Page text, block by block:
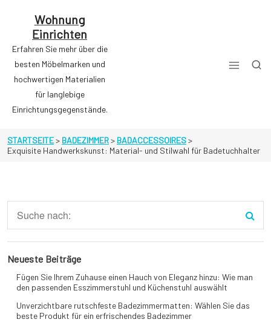
Wohnung
Einrichten
Erfahren Sie mehr über die
besten Möbelmarken und
hochwertigen Materialien
für langlebige
Einrichtungsgegenstände.
STARTSEITE> BADEZIMMER> BADACCESSOIRES>
Exquisite Handwerkskunst: Material- und Stilwahl für Badetuchhalter
Neueste Beiträge
Fügen Sie Ihrem Zuhause einen Hauch von Eleganz hinzu: Wie man
den passenden Esszimmerstuhl und Küchenstuhl auswählt
Unverzichtbare rutschfeste Badezimmermatten: Wählen Sie das
beste Produkt für ein erfrischendes Badezimmer